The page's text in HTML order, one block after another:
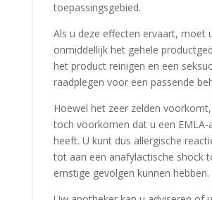
toepassingsgebied.
Als u deze effecten ervaart, moet
onmiddellijk het gehele
het product reinigen en een
raadplegen voor een passende
Hoewel het zeer zelden
toch voorkomen dat u een EMLA-
heeft. U kunt dus allergische
tot aan een anafylactische shock
ernstige gevolgen kunnen hebben.